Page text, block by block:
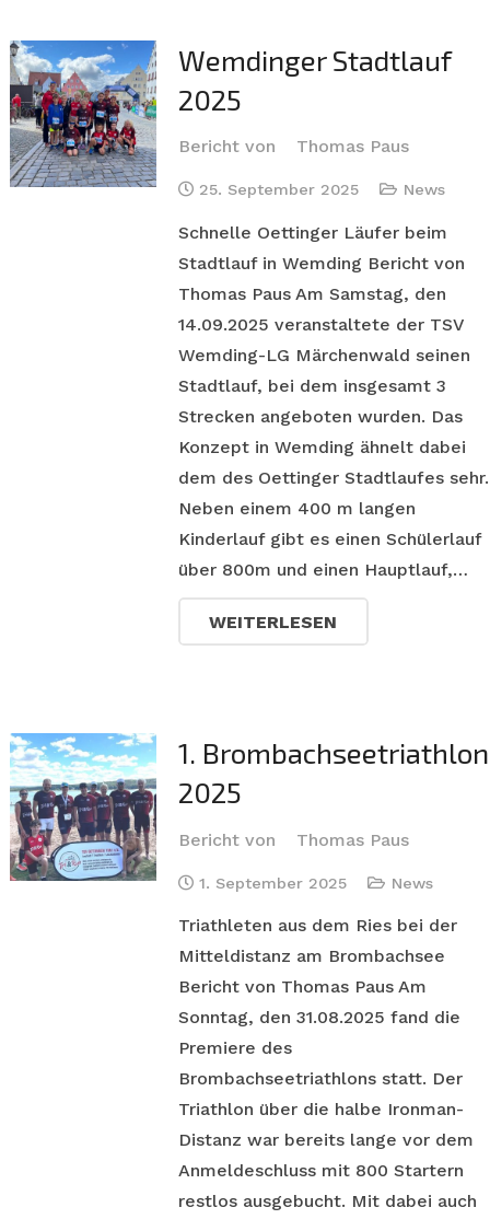
Wemdinger Stadtlauf
2025
Bericht von Thomas Paus
25. September 2025 News
Schnelle Oettinger Läufer beim
Stadtlauf in Wemding Bericht von
Thomas Paus Am Samstag, den
14.09.2025 veranstaltete der TSV
Wemding-LG Märchenwald seinen
Stadtlauf, bei dem insgesamt 3
Strecken angeboten wurden. Das
Konzept in Wemding ähnelt dabei
dem des Oettinger Stadtlaufes sehr.
Neben einem 400 m langen
Kinderlauf gibt es einen Schülerlauf
über 800m und einen Hauptlauf,…
WEITERLESEN
1. Brombachseetriathlon
2025
Bericht von Thomas Paus
1. September 2025 News
Triathleten aus dem Ries bei der
Mitteldistanz am Brombachsee
Bericht von Thomas Paus Am
Sonntag, den 31.08.2025 fand die
Premiere des
Brombachseetriathlons statt. Der
Triathlon über die halbe Ironman-
Distanz war bereits lange vor dem
Anmeldeschluss mit 800 Startern
restlos ausgebucht. Mit dabei auch